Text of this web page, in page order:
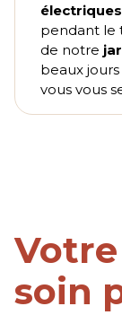
électriques
pendant le
de notre
beaux
vous vous
soin